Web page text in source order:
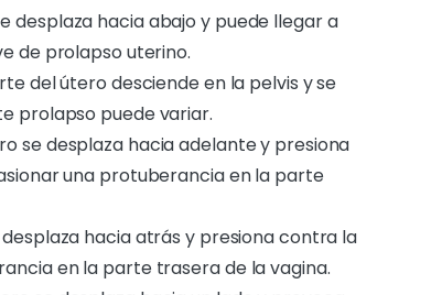
desplaza hacia abajo y puede llegar a
de prolapso uterino.
del útero desciende en la pelvis y se
prolapso puede variar.
se desplaza hacia adelante y presiona
una protuberancia en la parte
desplaza hacia atrás y presiona contra la
en la parte trasera de la vagina.